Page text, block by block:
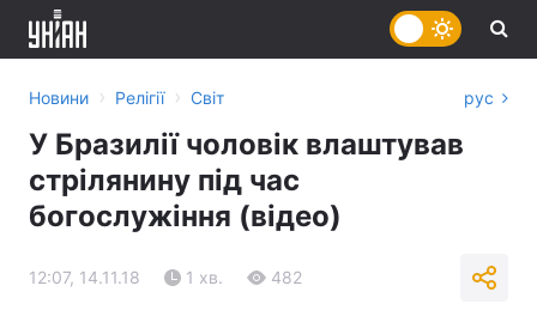
Новини › Релігії › Світ рус
У Бразилії чоловік влаштував
стрілянину під час
богослужіння (відео)
12:07, 14.11.18 1 хв. 482